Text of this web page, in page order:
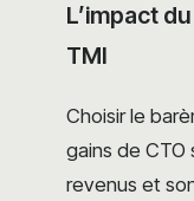
L’impact
TMI
Choisir le
gains de CTO
revenus et